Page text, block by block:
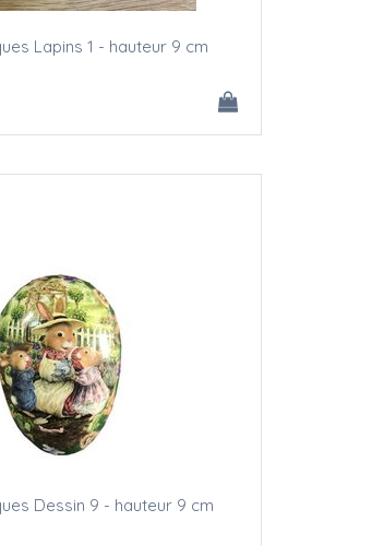
Lapins 1 - hauteur 9 cm
Dessin 9 - hauteur 9 cm